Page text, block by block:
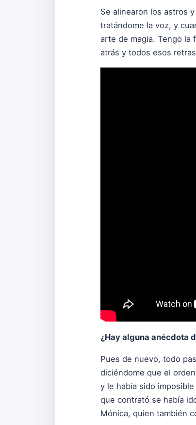
Se alinearon los astros
tratándome la voz, y
arte de magia. Tengo la
atrás y todos esos
¿Hay alguna anécdota
Pues de nuevo, todo
diciéndome que el
y le había sido
que contrató se había
Mónica, quien también